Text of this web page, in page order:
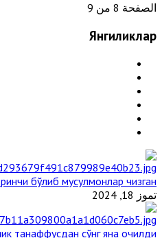
الصفحة 8 من 9
Янгиликлар
бўлиб мусулмонлар чизган
تموز 18, 2024
танаффусдан сўнг яна очилди